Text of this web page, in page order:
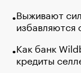
Выживают
избавляются
Как банк
кредиты